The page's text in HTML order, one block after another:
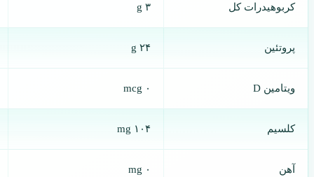
کربوهیدرات کل ۳ g
پروتئین ۲۴ g
ویتامین D ۰ mcg
کلسیم ۱۰۴ mg
آهن ۰ mg